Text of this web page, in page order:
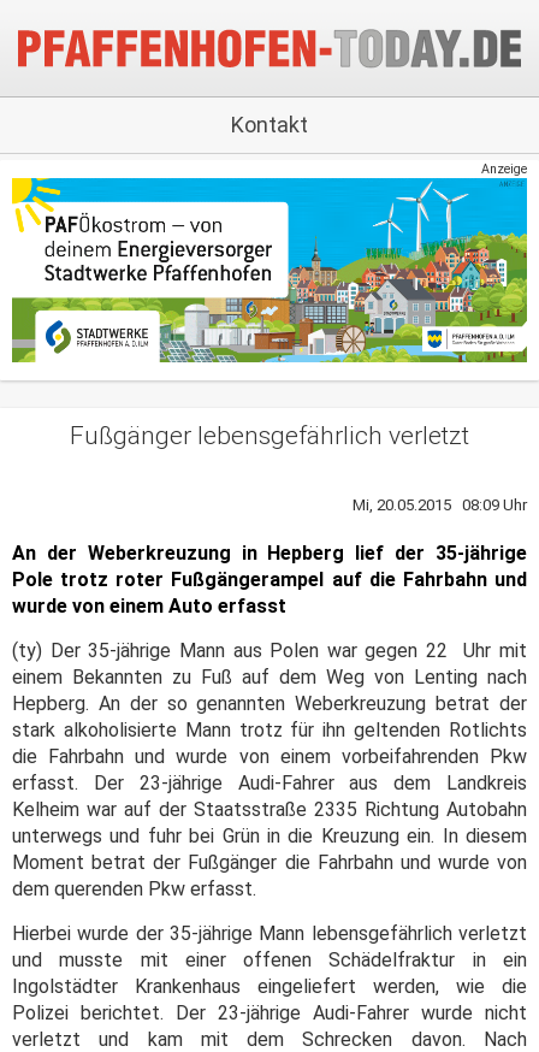
Kontakt
Anzeige
Fußgänger lebensgefährlich verletzt
Mi, 20.05.2015 08:09 Uhr
An der Weberkreuzung in Hepberg lief der 35-jährige
Pole trotz roter Fußgängerampel auf die Fahrbahn und
wurde von einem Auto erfasst
(ty) Der 35-jährige Mann aus Polen war gegen 22 Uhr mit
einem Bekannten zu Fuß auf dem Weg von Lenting nach
Hepberg. An der so genannten Weberkreuzung betrat der
stark alkoholisierte Mann trotz für ihn geltenden Rotlichts
die Fahrbahn und wurde von einem vorbeifahrenden Pkw
erfasst. Der 23-jährige Audi-Fahrer aus dem Landkreis
Kelheim war auf der Staatsstraße 2335 Richtung Autobahn
unterwegs und fuhr bei Grün in die Kreuzung ein. In diesem
Moment betrat der Fußgänger die Fahrbahn und wurde von
dem querenden Pkw erfasst.
Hierbei wurde der 35-jährige Mann lebensgefährlich verletzt
und musste mit einer offenen Schädelfraktur in ein
Ingolstädter Krankenhaus eingeliefert werden, wie die
Polizei berichtet. Der 23-jährige Audi-Fahrer wurde nicht
verletzt und kam mit dem Schrecken davon. Nach